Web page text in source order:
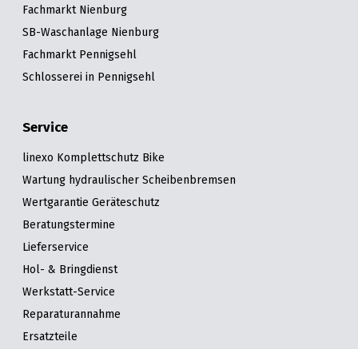
Fachmarkt Nienburg
SB-Waschanlage Nienburg
Fachmarkt Pennigsehl
Schlosserei in Pennigsehl
Service
linexo Komplettschutz Bike
Wartung hydraulischer Scheibenbremsen
Wertgarantie Geräteschutz
Beratungstermine
Lieferservice
Hol- & Bringdienst
Werkstatt-Service
Reparaturannahme
Ersatzteile